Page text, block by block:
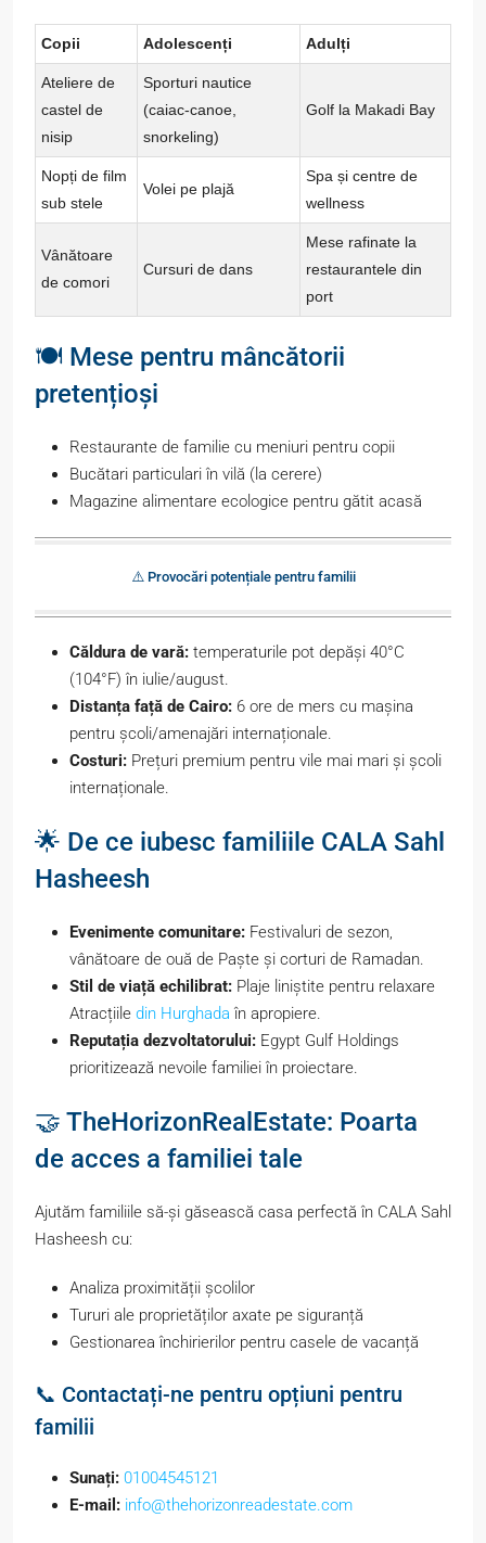
Copii Adolescenți Adulți
Ateliere de
castel de
nisip
Sporturi nautice
(caiac-canoe,
snorkeling)
Golf la Makadi Bay
Nopți de film
sub stele
Volei pe plajă
Spa și centre de
wellness
Vânătoare
de comori
Cursuri de dans
Mese rafinate la
restaurantele din
port
🍽️ Mese pentru mâncătorii
pretențioși
Restaurante de familie cu meniuri pentru copii
Bucătari particulari în vilă (la cerere)
Magazine alimentare ecologice pentru gătit acasă
⚠️ Provocări potențiale pentru familii
Căldura de vară: temperaturile pot depăși 40°C
(104°F) în iulie/august.
Distanța față de Cairo: 6 ore de mers cu mașina
pentru școli/amenajări internaționale.
Costuri: Prețuri premium pentru vile mai mari și școli
internaționale.
🌟 De ce iubesc familiile CALA Sahl
Hasheesh
Evenimente comunitare: Festivaluri de sezon,
vânătoare de ouă de Paște și corturi de Ramadan.
Stil de viață echilibrat: Plaje liniștite pentru relaxare
Atracțiile din Hurghada în apropiere.
Reputația dezvoltatorului: Egypt Gulf Holdings
prioritizează nevoile familiei în proiectare.
🤝 TheHorizonRealEstate: Poarta
de acces a familiei tale
Ajutăm familiile să-și găsească casa perfectă în CALA Sahl
Hasheesh cu:
Analiza proximității școlilor
Tururi ale proprietăților axate pe siguranță
Gestionarea închirierilor pentru casele de vacanță
📞 Contactați-ne pentru opțiuni pentru
familii
Sunați: 01004545121
E-mail: info@thehorizonreadestate.com